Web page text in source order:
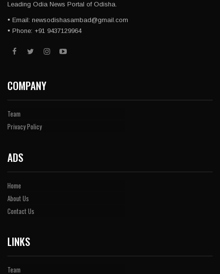
Leading Odia News Portal of Odisha.
• Email: newsodishasambad@gmail.com
• Phone: +91 9437129964
COMPANY
Team
Privacy Policy
ADS
Home
About Us
Contact Us
LINKS
Team